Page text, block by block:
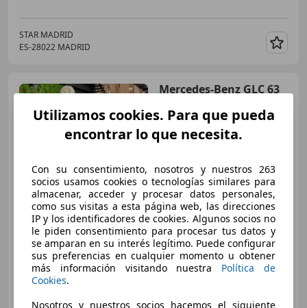
STAR MADRID
ES-28022 MADRID
Mercedes-Benz GLC 63
Buenprecio
01/2019 114.000 km Gasolina
350 kW (476 CV)
AVAL CARS MADRID
Utilizamos cookies. Para que pueda
encontrar lo que necesita.
Con su consentimiento, nosotros y nuestros 263
socios usamos cookies o tecnologías similares para
almacenar, acceder y procesar datos personales,
como sus visitas a esta página web, las direcciones
IP y los identificadores de cookies. Algunos socios no
le piden consentimiento para procesar tus datos y
se amparan en su interés legítimo. Puede configurar
sus preferencias en cualquier momento u obtener
más información visitando nuestra Política de
Cookies.
Nosotros y nuestros socios hacemos el siguiente